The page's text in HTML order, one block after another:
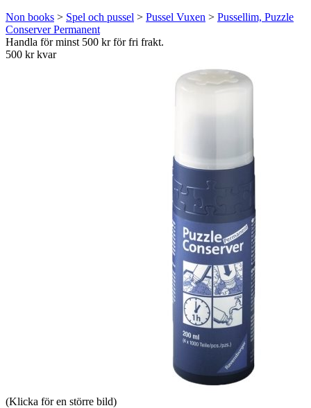
Non books > Spel och pussel > Pussel Vuxen > Pussellim, Puzzle
Conserver Permanent
Handla för minst 500 kr för fri frakt.
500 kr kvar
(Klicka för en större bild)